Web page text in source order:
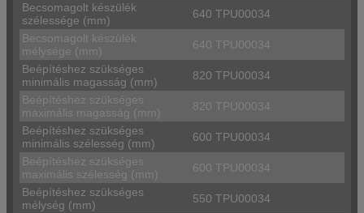
Becsomagolt készülék
szélessége (mm)
640 TPU00034
Becsomagolt készülék
mélysége (mm)
640 TPU00034
Beépítéshez szükséges
minimális magasság (mm)
820 TPU00034
Beépítéshez szükséges
maximális magasság (mm)
820 TPU00034
Beépítéshez szükséges
minimális szélesség (mm)
600 TPU00034
Beépítéshez szükséges
maximális szélesség (mm)
600 TPU00034
Beépítéshez szükséges
mélység (mm)
550 TPU00034